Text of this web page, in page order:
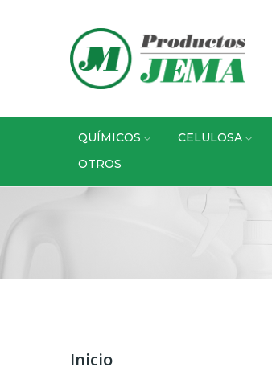
QUÍMICOS CELULOSA
OTROS
Inicio